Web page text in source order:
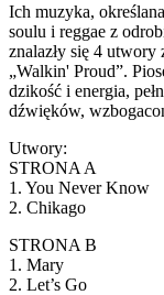
Ich muzyka,
soulu i reggae z
znalazły się 4 utwory
„Walkin' Proud”.
dzikość i energia,
dźwięków,
Utwory:
STRONA A
1. You Never Know
2. Chikago
STRONA B
1. Mary
2. Let’s Go